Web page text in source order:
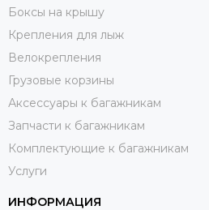
Боксы на крышу
Крепления для лыж
Велокрепления
Грузовые корзины
Аксессуары к багажникам
Запчасти к багажникам
Комплектующие к багажникам
Услуги
ИНФОРМАЦИЯ